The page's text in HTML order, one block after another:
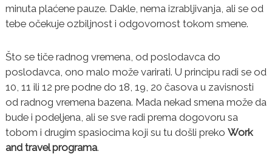
minuta plaćene pauze. Dakle, nema izrabljivanja, ali se od
tebe očekuje ozbiljnost i odgovornost tokom smene.
Što se tiče radnog vremena, od poslodavca do
poslodavca, ono malo može varirati. U principu radi se od
10, 11 ili 12 pre podne do 18, 19, 20 časova u zavisnosti
od radnog vremena bazena. Mada nekad smena može da
bude i podeljena, ali se sve radi prema dogovoru sa
tobom i drugim spasiocima koji su tu došli preko Work
and travel programa.